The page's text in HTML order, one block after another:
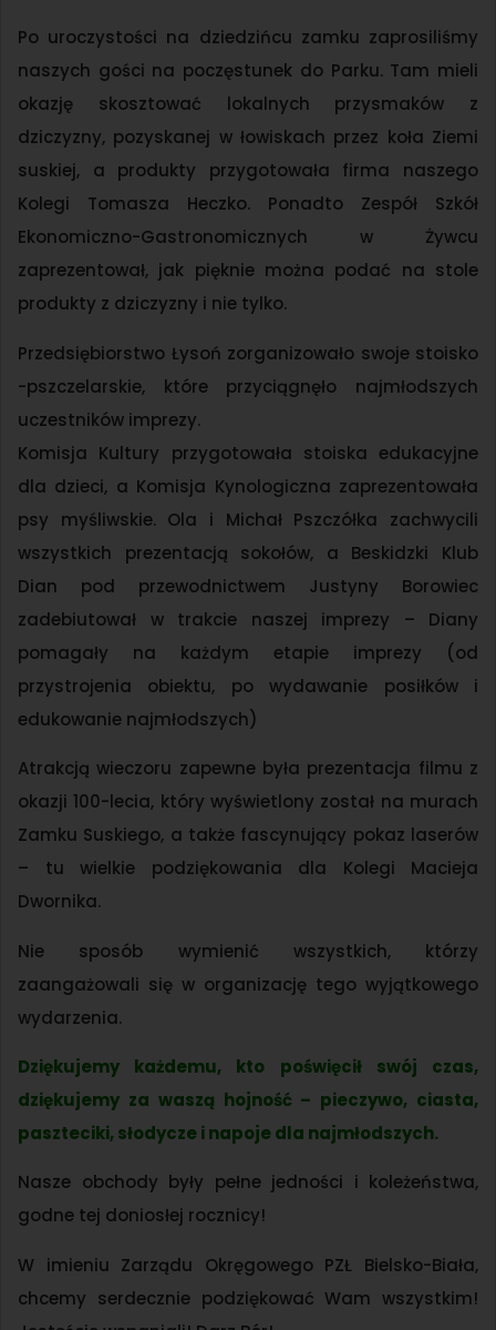
Po uroczystości na dziedzińcu zamku zaprosiliśmy
naszych gości na poczęstunek do Parku. Tam mieli
okazję skosztować lokalnych przysmaków z
dziczyzny, pozyskanej w łowiskach przez koła Ziemi
suskiej, a produkty przygotowała firma naszego
Kolegi Tomasza Heczko. Ponadto Zespół Szkół
Ekonomiczno-Gastronomicznych w Żywcu
zaprezentował, jak pięknie można podać na stole
produkty z dziczyzny i nie tylko.
Przedsiębiorstwo Łysoń zorganizowało swoje stoisko
-pszczelarskie, które przyciągnęło najmłodszych
uczestników imprezy.
Komisja Kultury przygotowała stoiska edukacyjne
dla dzieci, a Komisja Kynologiczna zaprezentowała
psy myśliwskie. Ola i Michał Pszczółka zachwycili
wszystkich prezentacją sokołów, a Beskidzki Klub
Dian pod przewodnictwem Justyny Borowiec
zadebiutował w trakcie naszej imprezy – Diany
pomagały na każdym etapie imprezy (od
przystrojenia obiektu, po wydawanie posiłków i
edukowanie najmłodszych)
Atrakcją wieczoru zapewne była prezentacja filmu z
okazji 100-lecia, który wyświetlony został na murach
Zamku Suskiego, a także fascynujący pokaz laserów
– tu wielkie podziękowania dla Kolegi Macieja
Dwornika.
Nie sposób wymienić wszystkich, którzy
zaangażowali się w organizację tego wyjątkowego
wydarzenia.
Dziękujemy każdemu, kto poświęcił swój czas,
dziękujemy za waszą hojność – pieczywo, ciasta,
paszteciki, słodycze i napoje dla najmłodszych.
Nasze obchody były pełne jedności i koleżeństwa,
godne tej doniosłej rocznicy!
W imieniu Zarządu Okręgowego PZŁ Bielsko-Biała,
chcemy serdecznie podziękować Wam wszystkim!